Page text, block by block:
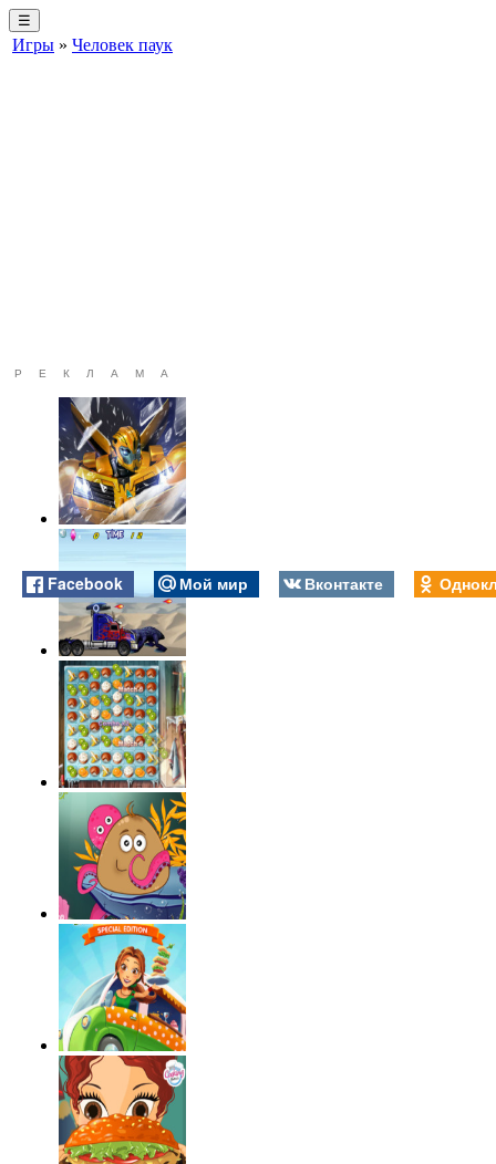
☰
Игры » Человек паук
РЕКЛАМА
Facebook Мой мир Вконтакте